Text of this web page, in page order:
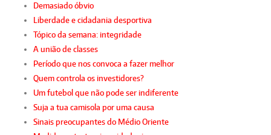
Demasiado óbvio
Liberdade e cidadania desportiva
Tópico da semana: integridade
A união de classes
Período que nos convoca a fazer melhor
Quem controla os investidores?
Um futebol que não pode ser indiferente
Suja a tua camisola por uma causa
Sinais preocupantes do Médio Oriente